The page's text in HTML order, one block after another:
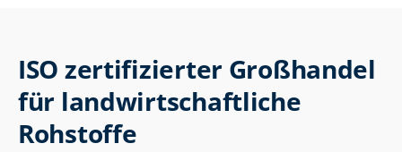
ISO zertifizierter Großhandel
für landwirtschaftliche
Rohstoffe